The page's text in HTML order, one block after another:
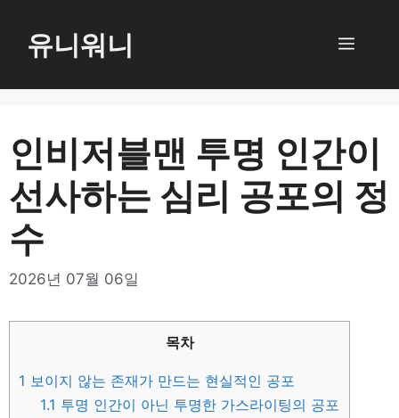
로
유니워니 메
인비저블맨 투명 인간이
선사하는 심리 공포의 정
수
2026년 07월 06일
목차
1 보이지 않는 존재가 만드는 현실적인 공포
1.1 투명 인간이 아닌 투명한 가스라이팅의 공포